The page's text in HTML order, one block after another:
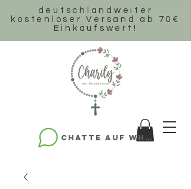
deutschlandweiter
k ostenloser Versand ab 70€
Einkaufswert!
Chatte auf WhatsApp